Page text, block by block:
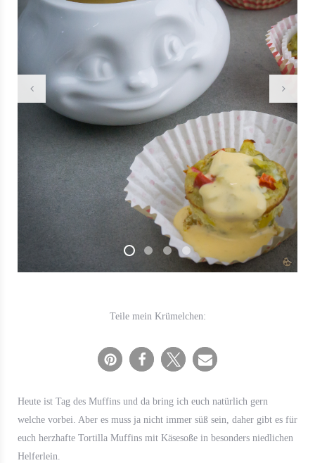
Teile mein Krümelchen:
Heute ist Tag des Muffins und da bring ich euch natürlich gern
welche vorbei. Aber es muss ja nicht immer süß sein, daher gibt es für
euch herzhafte Tortilla Muffins mit Käsesoße in besonders niedlichen
Helferlein.